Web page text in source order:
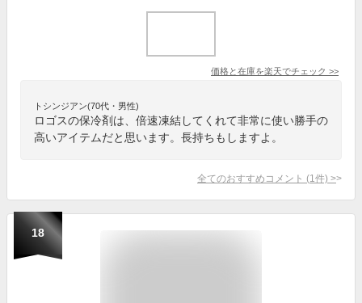
価格と在庫を楽天でチェック >>
トシンジアン(70代・男性)
ロゴスの保冷剤は、倍速凍結してくれて非常に使い勝手の
高いアイテムだと思います。長持ちもしますよ。
全てのおすすめコメント (1 件) >
18